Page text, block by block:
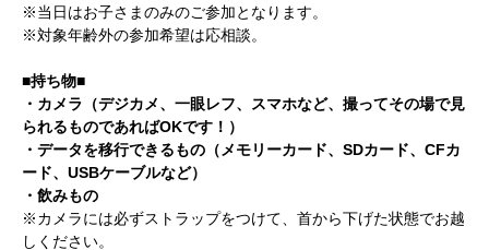
※当日はお子さまのみのご参加となります。
※対象年齢外の参加希望は応相談。
■持ち物■
・カメラ（デジカメ、一眼レフ、スマホなど、撮ってその場で見
られるものであればOKです！）
・データを移行できるもの（メモリーカード、SDカード、CFカ
ード、USBケーブルなど）
・飲みもの
※カメラには必ずストラップをつけて、首から下げた状態でお越
しください。